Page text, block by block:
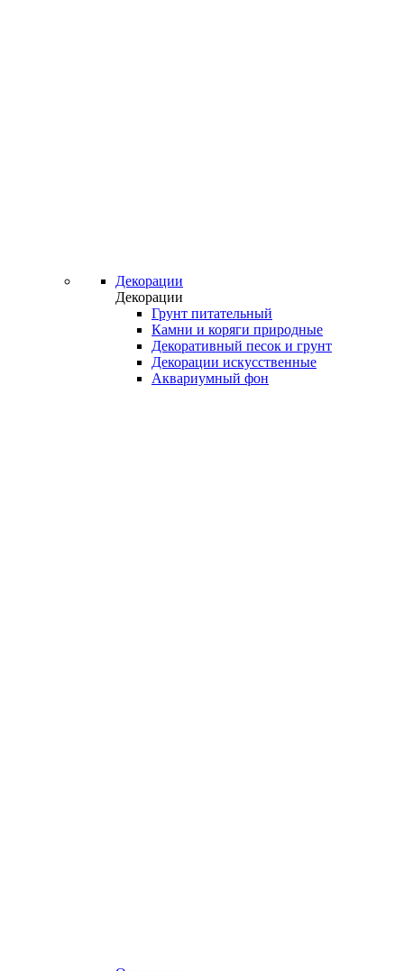
Декорации
Декорации
Грунт питательный
Камни и коряги природные
Декоративный песок и грунт
Декорации искусственные
Аквариумный фон